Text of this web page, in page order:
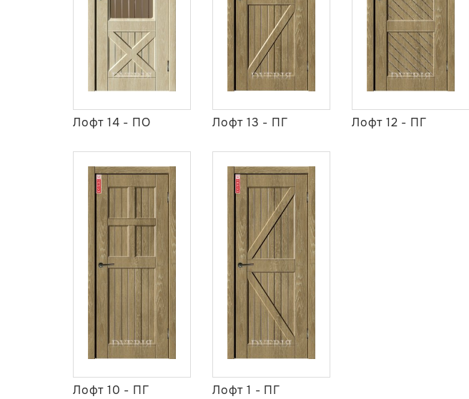
Лофт 14 - ПО Лофт 13 - ПГ Лофт 12 - ПГ
Лофт 10 - ПГ Лофт 1 - ПГ